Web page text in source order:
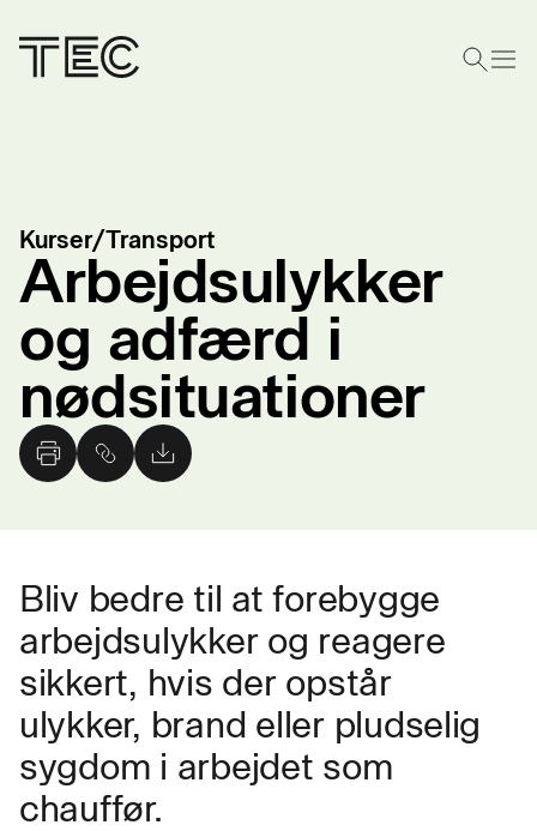
Kurser/Transport
Arbejdsulykker
og adfærd i
nødsituationer
Bliv bedre til at forebygge
arbejdsulykker og reagere
sikkert, hvis der opstår
ulykker, brand eller pludselig
sygdom i arbejdet som
chauffør.